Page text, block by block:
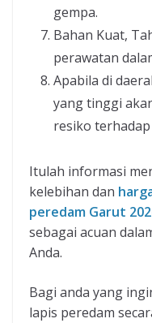
gempa.
Bahan Kuat,
perawatan
Apabila di
yang tinggi
resiko
Itulah informasi
kelebihan dan
peredam Garut
sebagai acuan
Anda.
Bagi anda yang
lapis peredam